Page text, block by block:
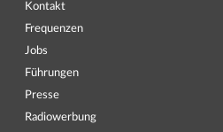
Kontakt
Frequenzen
Jobs
Führungen
Presse
Radiowerbung